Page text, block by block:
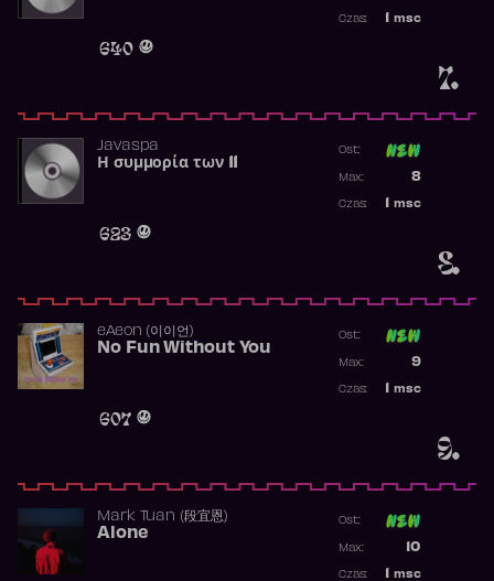
7.
640
msc
Czas:
8.
Javaspa
Η συμμορία των 11
623
Ost:
8
Max:
msc
Czas:
9.
​eAeon (이이언)
No Fun Without You
607
Ost:
9
Max:
msc
Czas:
Mark Tuan (段宜恩)
Alone
Ost:
10
Max:
msc
Czas: